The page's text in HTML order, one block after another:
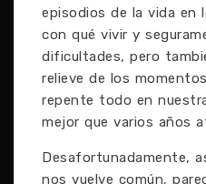
episodios de la vida en
con qué vivir y
dificultades, pero
relieve de los
repente todo en
mejor que varios años
Desafortunadamente,
nos vuelve común,